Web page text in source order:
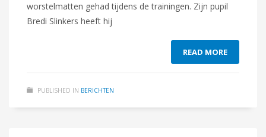
worstelmatten gehad tijdens de trainingen. Zijn pupil
Bredi Slinkers heeft hij
READ MORE
PUBLISHED IN BERICHTEN